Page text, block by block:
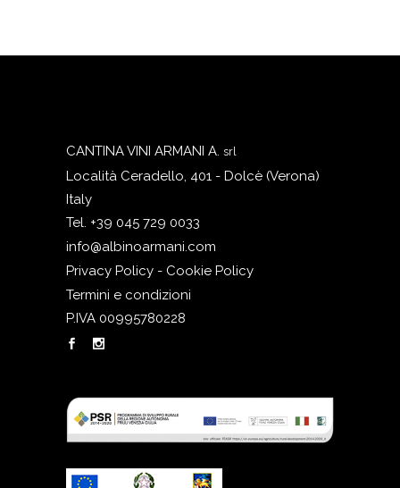
CANTINA VINI ARMANI A. srl
Località Ceradello, 401 - Dolcè (Verona)
Italy
Tel. +39 045 729 0033
info@albinoarmani.com
Privacy Policy - Cookie Policy
Termini e condizioni
P.IVA 00995780228